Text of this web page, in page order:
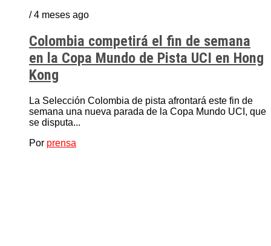
/ 4 meses ago
Colombia competirá el fin de semana
en la Copa Mundo de Pista UCI en Hong
Kong
La Selección Colombia de pista afrontará este fin de
semana una nueva parada de la Copa Mundo UCI, que
se disputa...
Por prensa